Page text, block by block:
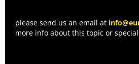
please send us an email at
more info about this topic or